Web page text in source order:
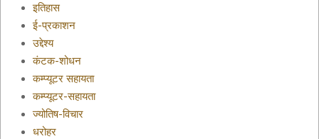
इतिहास
ई-प्रकाशन
उद्देश्य
कंटक-शोधन
कम्प्यूटर सहायता
कम्प्यूटर-सहायता
ज्योतिष-विचार
धरोहर